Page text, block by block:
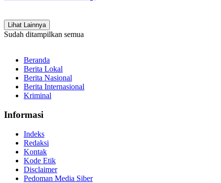
Lihat Lainnya
Sudah ditampilkan semua
Beranda
Berita Lokal
Berita Nasional
Berita Internasional
Kriminal
Informasi
Indeks
Redaksi
Kontak
Kode Etik
Disclaimer
Pedoman Media Siber